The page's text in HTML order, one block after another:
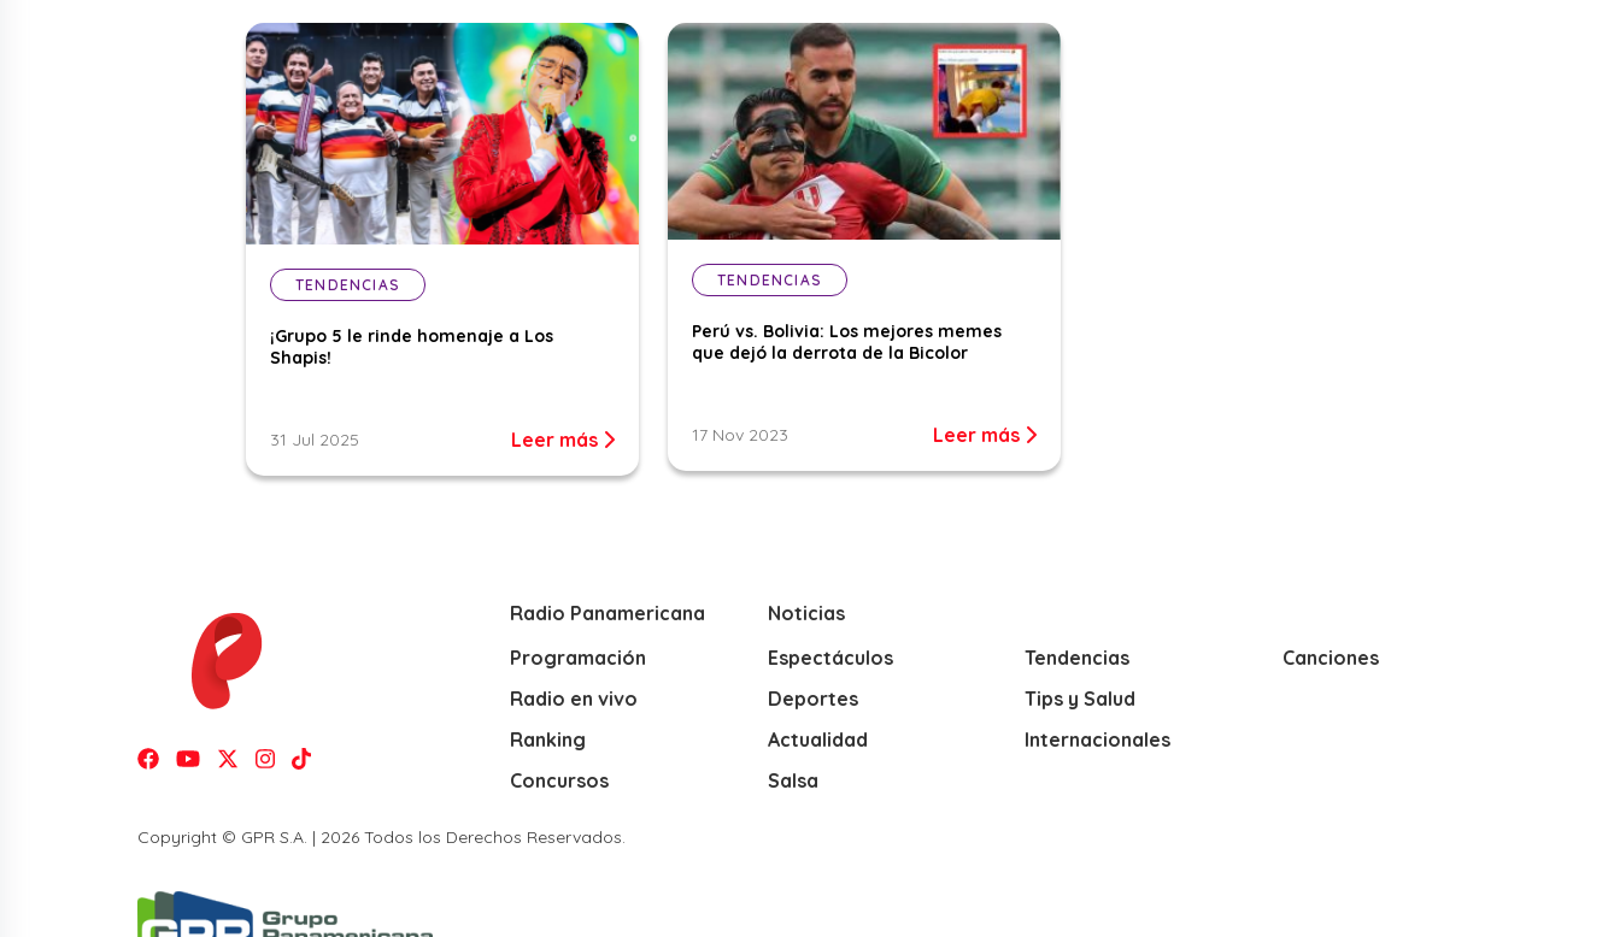
TENDENCIAS
¡Grupo 5 le rinde homenaje a Los
Shapis!
31 Jul 2025 Leer más
TENDENCIAS
Perú vs. Bolivia: Los mejores memes
que dejó la derrota de la Bicolor
17 Nov 2023 Leer más
Radio Panamericana
Programación
Radio en vivo
Ranking
Concursos
Noticias
Espectáculos
Deportes
Actualidad
Salsa
Tendencias
Tips y Salud
Internacionales
Canciones
Copyright © GPR S.A. | 2026 Todos los Derechos Reservados.